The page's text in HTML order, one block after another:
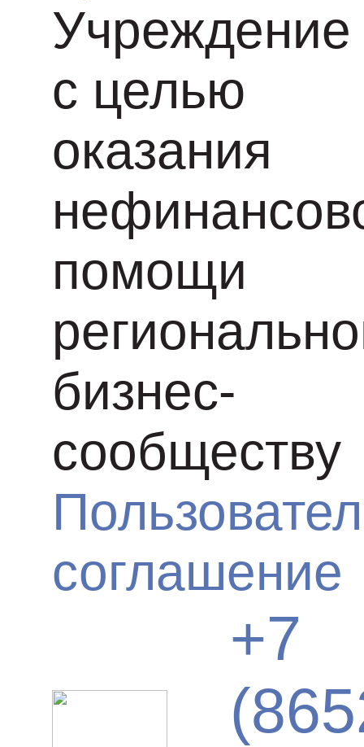
Учреждение
с целью
оказания
помощи
бизнес-
сообществу
соглашение
+7